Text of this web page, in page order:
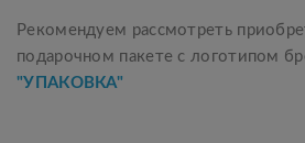
Рекомендуем рассмотреть
подарочном пакете с логотипом
"УПАКОВКА"